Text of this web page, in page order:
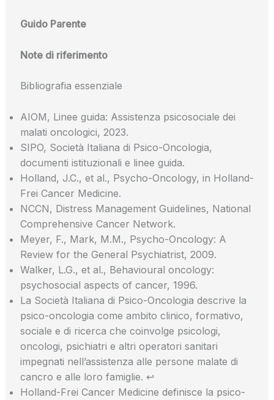
Guido Parente
Note di riferimento
Bibliografia essenziale
AIOM, Linee guida: Assistenza psicosociale dei
malati oncologici, 2023.
SIPO, Società Italiana di Psico-Oncologia,
documenti istituzionali e linee guida.
Holland, J.C., et al., Psycho-Oncology, in Holland-
Frei Cancer Medicine.
NCCN, Distress Management Guidelines, National
Comprehensive Cancer Network.
Meyer, F., Mark, M.M., Psycho-Oncology: A
Review for the General Psychiatrist, 2009.
Walker, L.G., et al., Behavioural oncology:
psychosocial aspects of cancer, 1996.
La Società Italiana di Psico-Oncologia descrive la
psico-oncologia come ambito clinico, formativo,
sociale e di ricerca che coinvolge psicologi,
oncologi, psichiatri e altri operatori sanitari
impegnati nell’assistenza alle persone malate di
cancro e alle loro famiglie. ↩
Holland-Frei Cancer Medicine definisce la psico-